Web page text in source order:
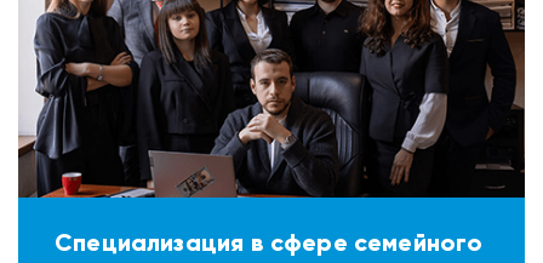
Специализация в сфере семейного